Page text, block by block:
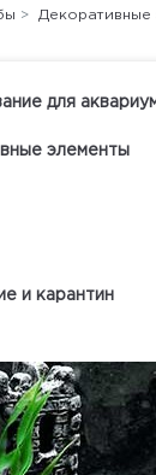
для
элементы
и карантин
> Декоративные